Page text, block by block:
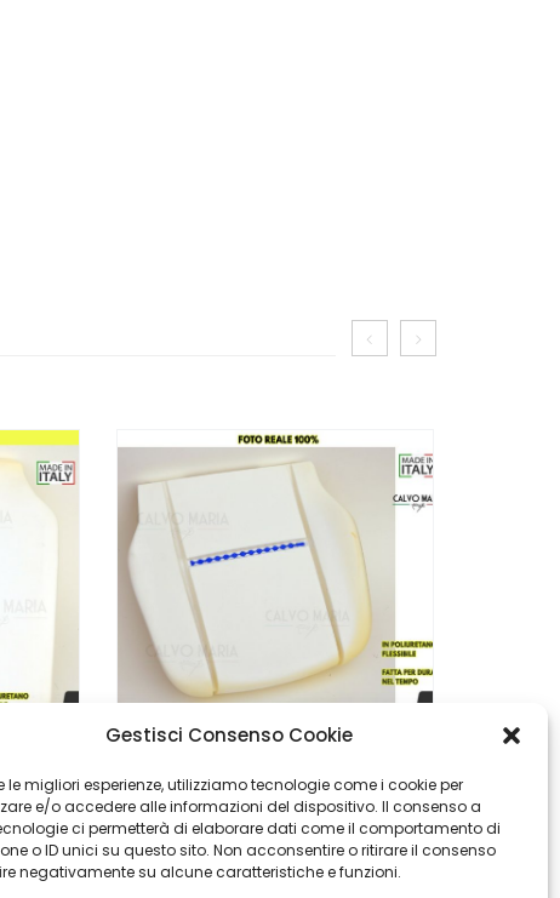
Gestisci Consenso Cookie
le migliori esperienze, utilizziamo tecnologie come i cookie per
e/o accedere alle informazioni del dispositivo. Il consenso a
ci permetterà di elaborare dati come il comportamento di
o ID unici su questo sito. Non acconsentire o ritirare il consenso
negativamente su alcune caratteristiche e funzioni.
Imbottitura Sedile Anteriore ISRI Senza Taglio In Poliuretano – Nuova Made In Italy
Imbottitura Seduta Sedile Anteriore Mercedes Sprinter 2006-2013 Con Velcro
47,90
€ 83,90
€